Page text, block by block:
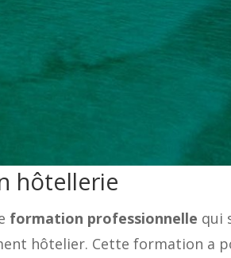
hôtellerie
formation professionnelle qui
hôtelier. Cette formation a